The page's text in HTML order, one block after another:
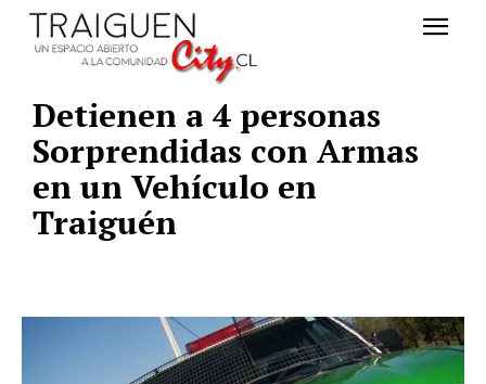
Detienen a 4 personas
Sorprendidas con Armas
en un Vehículo en
Traiguén